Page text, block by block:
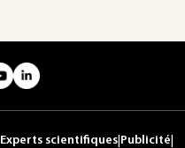
Experts scientifiques Publicité